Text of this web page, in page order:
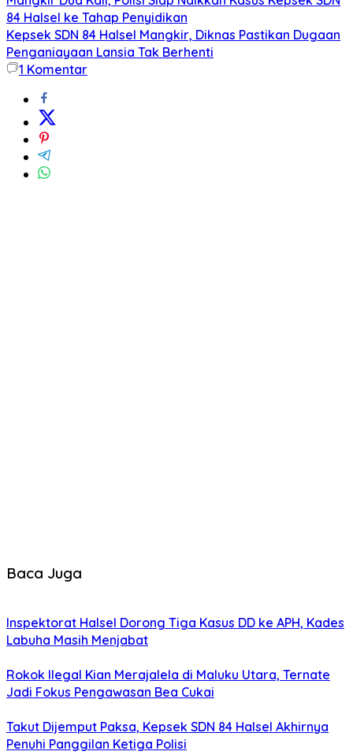
84 Halsel ke Tahap Penyidikan
Kepsek SDN 84 Halsel Mangkir, Diknas Pastikan Dugaan
Penganiayaan Lansia Tak Berhenti
1 Komentar
Baca Juga
Inspektorat Halsel Dorong Tiga Kasus DD ke APH, Kades
Labuha Masih Menjabat
Rokok Ilegal Kian Merajalela di Maluku Utara, Ternate
Jadi Fokus Pengawasan Bea Cukai
Takut Dijemput Paksa, Kepsek SDN 84 Halsel Akhirnya
Penuhi Panggilan Ketiga Polisi